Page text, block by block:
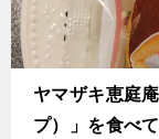
ヤマザキ恵庭
プ）」を食べ